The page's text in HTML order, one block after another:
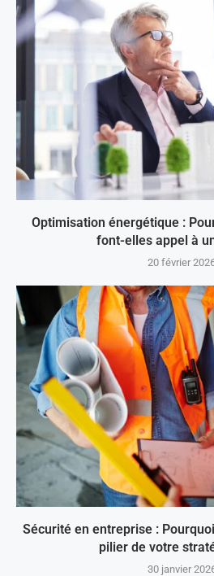
Optimisation énergétique :
font-elles appel à
20 février
Sécurité en entreprise :
pilier de votre
30 janvier